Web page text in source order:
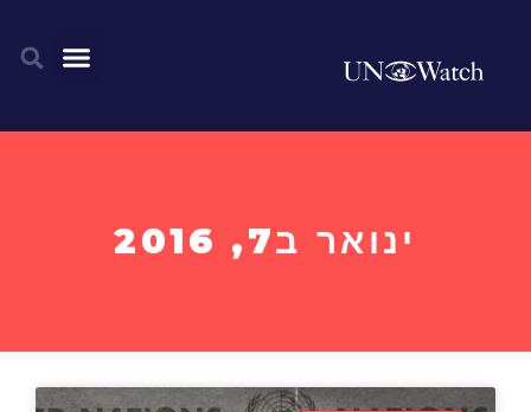
ינואר ב7, 2016